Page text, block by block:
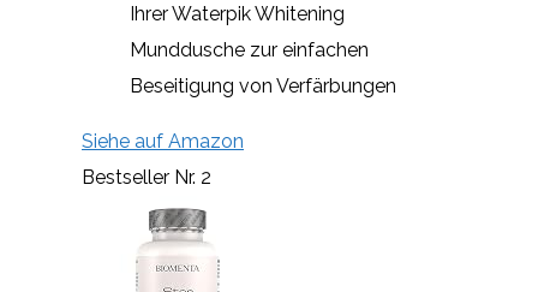
Ihrer Waterpik Whitening
Munddusche zur einfachen
Beseitigung von Verfärbungen
Siehe auf Amazon
Bestseller Nr. 2